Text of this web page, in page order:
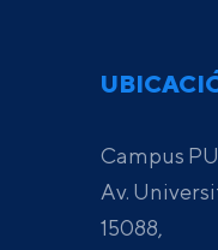
Campus
Av.
15088,